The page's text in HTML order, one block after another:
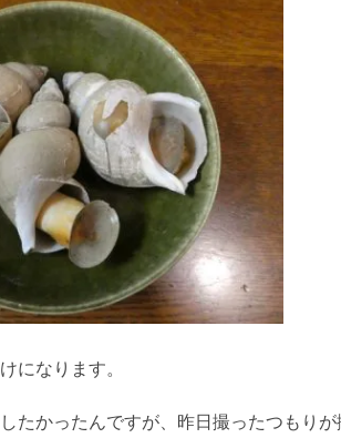
になります。
たかったんですが、昨日撮ったつもり